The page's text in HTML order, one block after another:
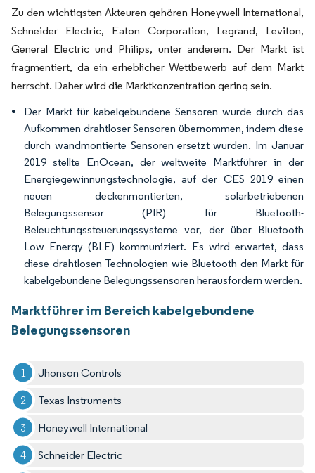
Zu den wichtigsten Akteuren gehören Honeywell International,
Schneider Electric, Eaton Corporation, Legrand, Leviton,
General Electric und Philips, unter anderem. Der Markt ist
fragmentiert, da ein erheblicher Wettbewerb auf dem Markt
herrscht. Daher wird die Marktkonzentration gering sein.
Der Markt für kabelgebundene Sensoren wurde durch das
Aufkommen drahtloser Sensoren übernommen, indem diese
durch wandmontierte Sensoren ersetzt wurden. Im Januar
2019 stellte EnOcean, der weltweite Marktführer in der
Energiegewinnungstechnologie, auf der CES 2019 einen
neuen deckenmontierten, solarbetriebenen
Belegungssensor (PIR) für Bluetooth-
Beleuchtungssteuerungssysteme vor, der über Bluetooth
Low Energy (BLE) kommuniziert. Es wird erwartet, dass
diese drahtlosen Technologien wie Bluetooth den Markt für
kabelgebundene Belegungssensoren herausfordern werden.
Marktführer im Bereich kabelgebundene
Belegungssensoren
Jhonson Controls
Texas Instruments
Honeywell International
Schneider Electric